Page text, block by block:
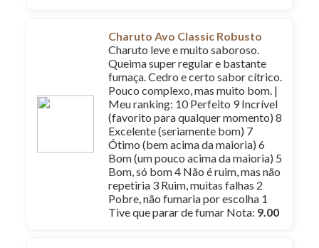
Charuto Avo Classic Robusto
Charuto leve e muito saboroso.
Queima super regular e bastante
fumaça. Cedro e certo sabor cítrico.
Pouco complexo, mas muito bom. |
Meu ranking: 10 Perfeito 9 Incrível
(favorito para qualquer momento) 8
Excelente (seriamente bom) 7
Ótimo (bem acima da maioria) 6
Bom (um pouco acima da maioria) 5
Bom, só bom 4 Não é ruim, mas não
repetiria 3 Ruim, muitas falhas 2
Pobre, não fumaria por escolha 1
Tive que parar de fumar Nota: 9.00